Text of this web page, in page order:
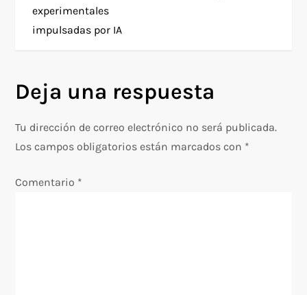
e
a
i
ó
experimentales
impulsadas por IA
Deja una respuesta
Tu dirección de correo electrónico no será publicada.
Los campos obligatorios están marcados con *
Comentario *